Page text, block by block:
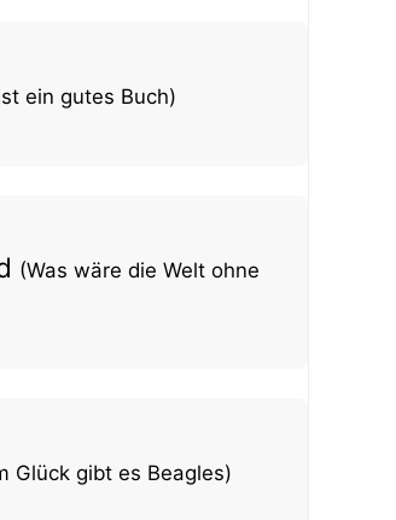
ein gutes Buch)
(Was wäre die Welt ohne
Glück gibt es Beagles)